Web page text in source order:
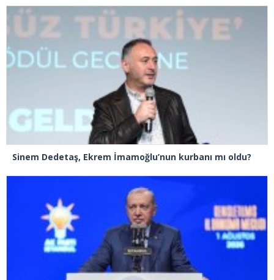
Sinem Dedetaş, Ekrem İmamoğlu’nun kurbanı mı oldu?